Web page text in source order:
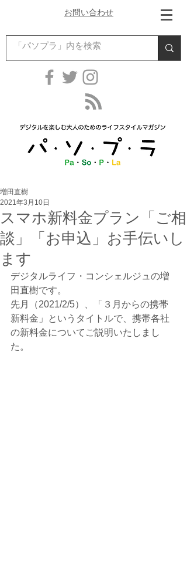
お問い合わせ
スマホ新料金プラン「ご相
談」「お申込」お手伝いし
ます
増田直樹
2021年3月10日
デジタルライフ・コンシェルジュの増
田直樹です。
先月（2021/2/5）、「３月からの携帯
新料金」というタイトルで、携帯各社
の新料金についてご説明いたしまし
た。